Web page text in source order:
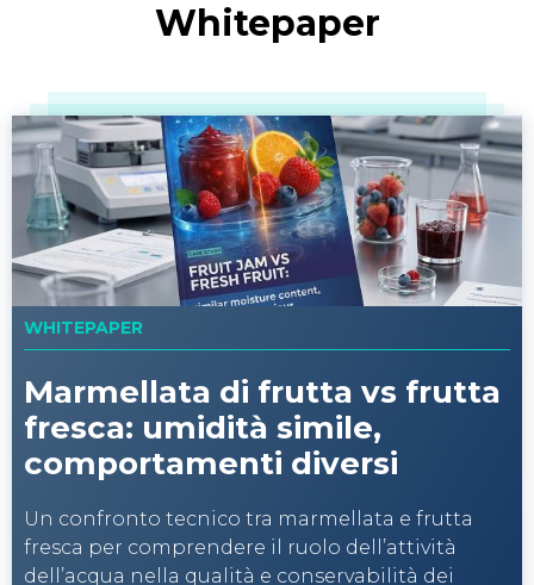
Whitepaper
WHITEPAPER
Marmellata di frutta vs frutta
fresca: umidità simile,
comportamenti diversi
Un confronto tecnico tra marmellata e frutta
fresca per comprendere il ruolo dell’attività
dell’acqua nella qualità e conservabilità dei